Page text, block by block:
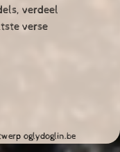
verdeel
verse
oglydoglin.be